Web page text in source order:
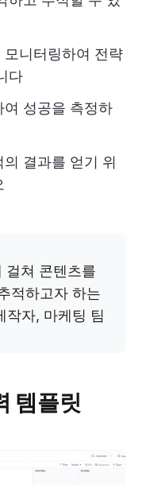
니터링하여 전략
다
성공을 측정하
결과를 얻기 위
걸쳐 콘텐츠를
적하고자 하는
작자, 마케팅 팀
템플릿